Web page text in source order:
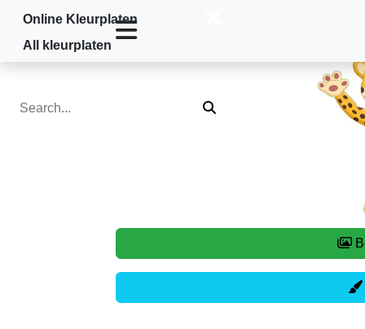
Online Kleurplaten
All kleurplaten
Home